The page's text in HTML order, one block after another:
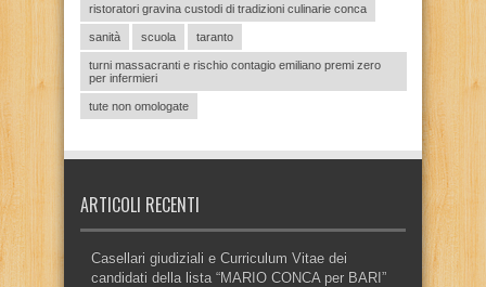
ristoratori gravina custodi di tradizioni culinarie conca
sanità scuola taranto
turni massacranti e rischio contagio emiliano premi zero
per infermieri
tute non omologate
ARTICOLI RECENTI
Casellari giudiziali e Curriculum Vitae dei
candidati della lista “MARIO CONCA per BARI”